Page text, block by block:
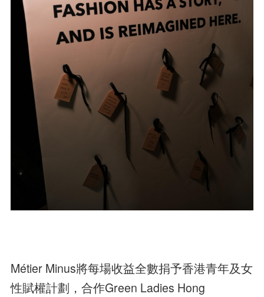
Métier Minus將每場收益全數捐予香港青年及女
性賦權計劃，合作Green Ladies Hong